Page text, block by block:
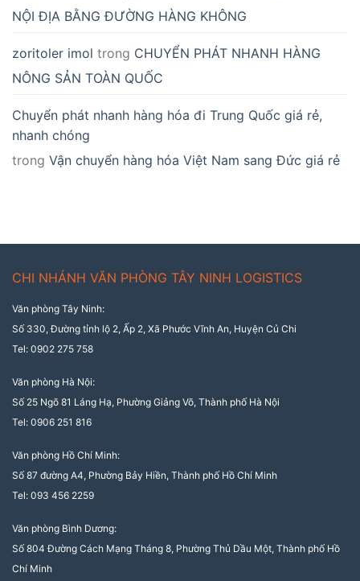
NỘI ĐỊA BẰNG ĐƯỜNG HÀNG KHÔNG
zoritoler imol trong CHUYỂN PHÁT NHANH HÀNG
NÔNG SẢN TOÀN QUỐC
Chuyển phát nhanh hàng hóa đi Trung Quốc giá rẻ,
nhanh chóng
trong Vận chuyển hàng hóa Việt Nam sang Đức giá rẻ
CHI NHÁNH VĂN PHÒNG TÂY NINH LOGISTICS
Văn phòng Tây Ninh:
Số 330, Đường tỉnh lộ 2, Ấp 2, Xã Phước Vĩnh An, Huyện Củ Chi
Tel: 0902 275 758
Văn phòng Hà Nội:
Số 25 Ngõ 81 Láng Hạ, Phường Giảng Võ, Thành phố Hà Nội
Tel: 0906 251 816
Văn phòng Hồ Chí Minh:
Số 87 đường A4, Phường Bảy Hiền, Thành phố Hồ Chí Minh
Tel: 093 456 2259
Văn phòng Bình Dương:
Số 804 Đường Cách Mạng Tháng 8, Phường Thủ Dầu Một, Thành phố Hồ
Chí Minh